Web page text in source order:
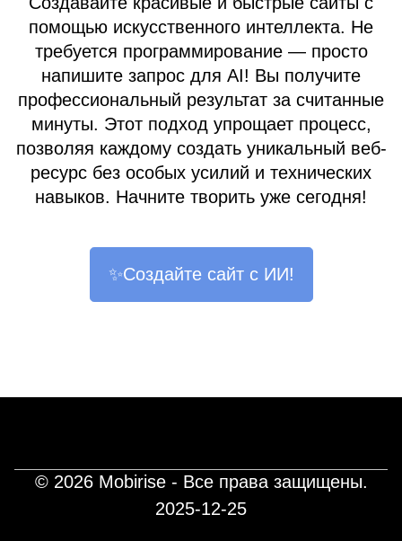
помощью искусственного интеллекта. Не
требуется программирование — просто
напишите запрос для AI! Вы получите
профессиональный результат за считанные
минуты. Этот подход упрощает процесс,
позволяя каждому создать уникальный веб-
ресурс без особых усилий и технических
навыков. Начните творить уже сегодня!
✨Создайте сайт с ИИ!
© 2026 Mobirise - Все права защищены.
2025-12-25